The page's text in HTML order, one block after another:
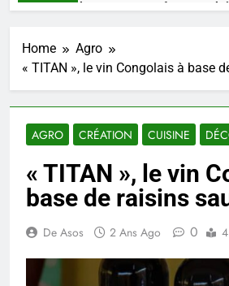
un talent, une pensée congolaise.
Home
Agro
« TITAN », le vin Congolais à base
AGRO CRÉATION CUISINE
« TITAN », le vin
base de raisins
De Asos 2 Ans Ago 0